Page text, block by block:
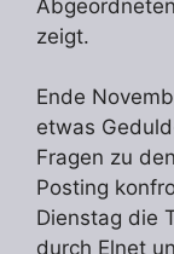
zeigt.
Ende
etwas
Fragen zu
Posting
Dienstag die
durch Elnet